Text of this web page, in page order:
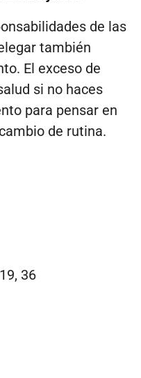
de las
también
El exceso de
si no haces
para pensar en
de rutina.
36